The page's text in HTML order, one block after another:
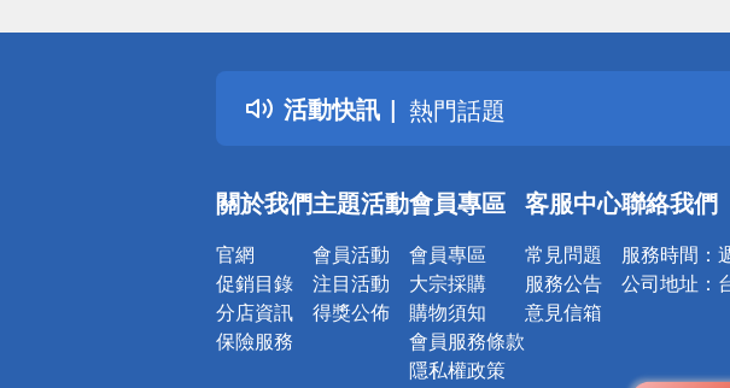
活動快訊
詐騙網頁！請小心！
得獎公告
熱門話題
銀行優惠
詐騙網頁！請小心！
關於我們
官網
促銷目錄
分店資訊
保險服務
主題活動
會員活動
注目活動
得獎公佈
會員專區
會員專區
大宗採購
購物須知
會員服務條款
隱私權政策
客服中心
常見問題
服務公告
意見信箱
聯絡我們
服務時間：
公司地址：